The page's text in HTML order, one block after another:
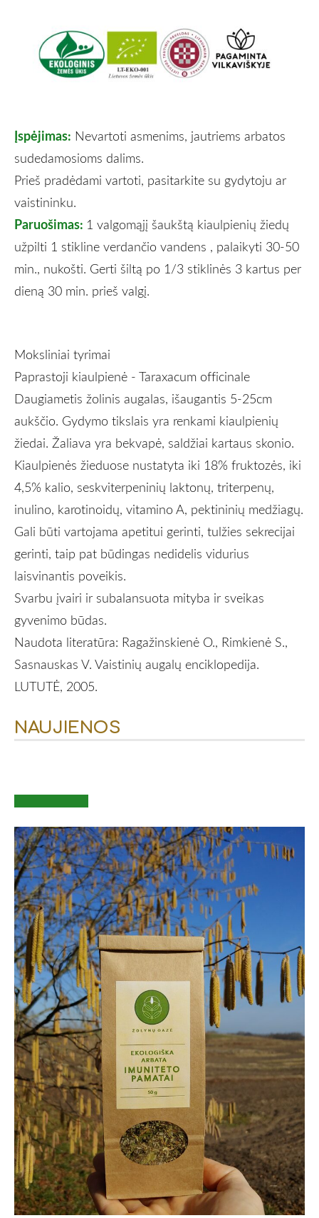
NAUJIENOS
Įspėjimas: Nevartoti asmenims, jautriems arbatos
sudedamosioms dalims.
Prieš pradėdami vartoti, pasitarkite su gydytoju ar
vaistininku.
Paruošimas: 1 valgomąjį šaukštą kiaulpienių žiedų
užpilti 1 stikline verdančio vandens , palaikyti 30-50
min., nukošti. Gerti šiltą po 1/3 stiklinės 3 kartus per
dieną 30 min. prieš valgį.
Moksliniai tyrimai
Paprastoji kiaulpienė - Taraxacum officinale
Daugiametis žolinis augalas, išaugantis 5-25cm
aukščio. Gydymo tikslais yra renkami kiaulpienių
žiedai. Žaliava yra bekvapė, saldžiai kartaus skonio.
Kiaulpienės žieduose nustatyta iki 18% fruktozės, iki
4,5% kalio, seskviterpeninių laktonų, triterpenų,
inulino, karotinoidų, vitamino A, pektininių medžiagų.
Gali būti vartojama apetitui gerinti, tulžies sekrecijai
gerinti, taip pat būdingas nedidelis vidurius
laisvinantis poveikis.
Svarbu įvairi ir subalansuota mityba ir sveikas
gyvenimo būdas.
Naudota literatūra: Ragažinskienė O., Rimkienė S.,
Sasnauskas V. Vaistinių augalų enciklopedija.
LUTUTĖ, 2005.